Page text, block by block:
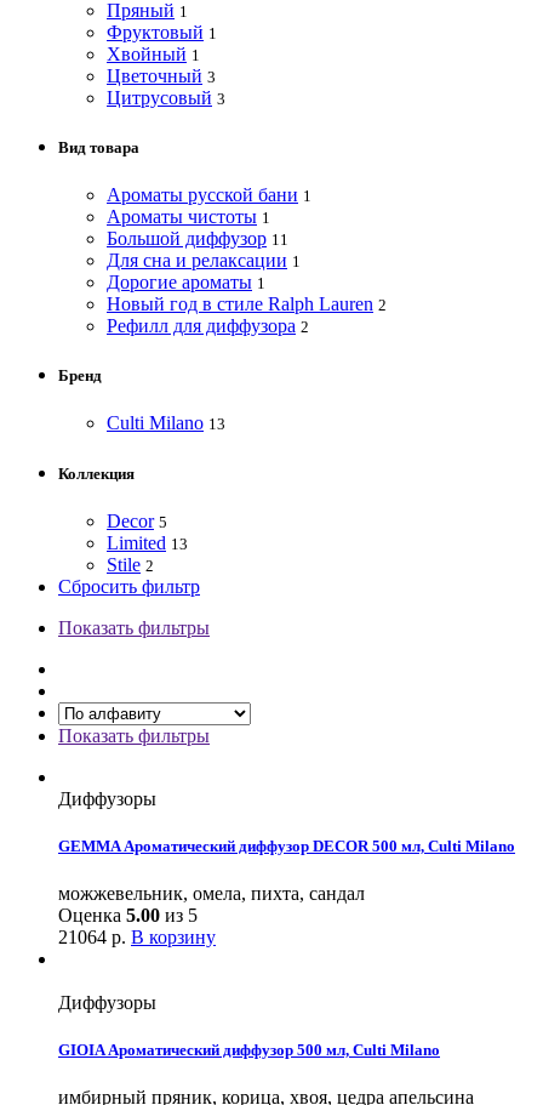
Пряный 1
Фруктовый 1
Хвойный 1
Цветочный 3
Цитрусовый 3
Вид товара
Ароматы русской бани 1
Ароматы чистоты 1
Большой диффузор 11
Для сна и релаксации 1
Дорогие ароматы 1
Новый год в стиле Ralph Lauren 2
Рефилл для диффузора 2
Бренд
Culti Milano 13
Коллекция
Decor 5
Limited 13
Stile 2
Сбросить фильтр
Показать фильтры
Показать фильтры
Диффузоры
GEMMA Ароматический диффузор DECOR 500 мл, Culti Milano
можжевельник, омела, пихта, сандал
Оценка 5.00 из 5
21064 р. В корзину
Диффузоры
GIOIA Ароматический диффузор 500 мл, Culti Milano
имбирный пряник, корица, хвоя, цедра апельсина